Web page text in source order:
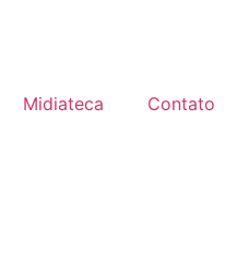
Midiateca Contato